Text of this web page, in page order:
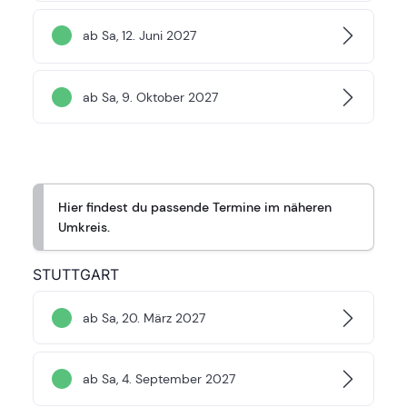
ab Sa, 12. Juni 2027
ab Sa, 9. Oktober 2027
Hier findest du passende Termine im näheren
Umkreis.
STUTTGART
ab Sa, 20. März 2027
ab Sa, 4. September 2027